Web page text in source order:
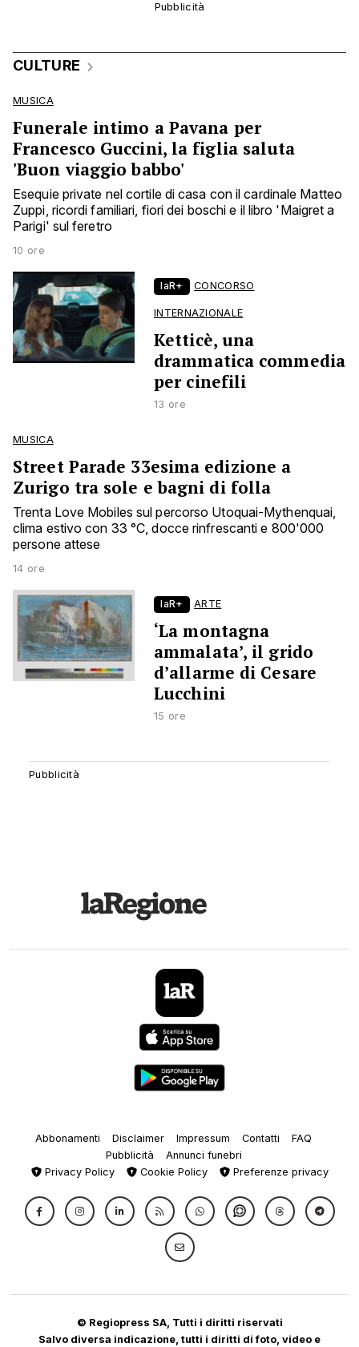
CULTURE
MUSICA
Funerale intimo a Pavana per
Francesco Guccini, la figlia saluta
'Buon viaggio babbo'
Esequie private nel cortile di casa con il cardinale Matteo
Zuppi, ricordi familiari, fiori dei boschi e il libro 'Maigret a
Parigi' sul feretro
10 ore
laR+ CONCORSO
INTERNAZIONALE
Ketticè, una
drammatica commedia
per cinefili
13 ore
MUSICA
Street Parade 33esima edizione a
Zurigo tra sole e bagni di folla
Trenta Love Mobiles sul percorso Utoquai-Mythenquai,
clima estivo con 33 °C, docce rinfrescanti e 800'000
persone attese
14 ore
laR+ ARTE
‘La montagna
ammalata’, il grido
d’allarme di Cesare
Lucchini
15 ore
Abbonamenti Disclaimer Impressum Contatti
FAQ
Pubblicità
Annunci funebri
Privacy Policy
Cookie Policy Preferenze privacy
© Regiopress SA, Tutti i diritti riservati
Salvo diversa indicazione, tutti i diritti di foto, video e